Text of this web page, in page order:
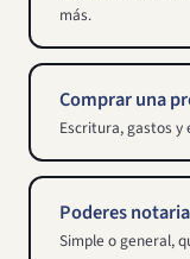
más.
Comprar una
Escritura, gastos
Poderes
Simple o general,